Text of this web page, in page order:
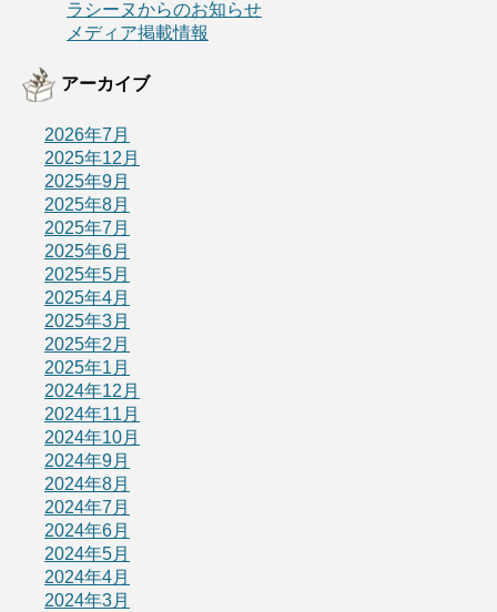
ラシーヌからのお知らせ
メディア掲載情報
アーカイブ
2026年7月
2025年12月
2025年9月
2025年8月
2025年7月
2025年6月
2025年5月
2025年4月
2025年3月
2025年2月
2025年1月
2024年12月
2024年11月
2024年10月
2024年9月
2024年8月
2024年7月
2024年6月
2024年5月
2024年4月
2024年3月